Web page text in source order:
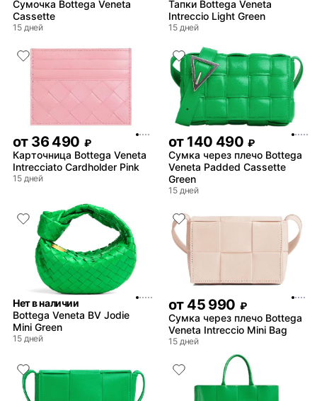
Сумочка Bottega Veneta
Cassette
15 дней
Тапки Bottega Veneta
Intreccio Light Green
15 дней
от 36 490 ₽
Карточница Bottega Veneta
Intrecciato Cardholder Pink
15 дней
от 140 490 ₽
Сумка через плечо Bottega
Veneta Padded Cassette
Green
15 дней
Нет в наличии
Bottega Veneta BV Jodie
Mini Green
15 дней
от 45 990 ₽
Сумка через плечо Bottega
Veneta Intreccio Mini Bag
15 дней